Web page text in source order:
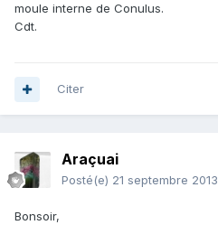
moule interne de Conulus.
Cdt.
Citer
Araçuai
Posté(e) 21 septembre 2013
Bonsoir,